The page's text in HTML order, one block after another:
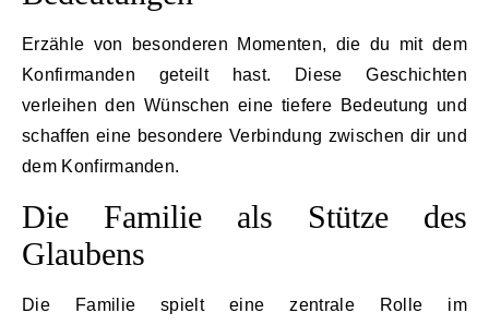
Erzähle von besonderen Momenten, die du mit dem
Konfirmanden geteilt hast. Diese Geschichten
verleihen den Wünschen eine tiefere Bedeutung und
schaffen eine besondere Verbindung zwischen dir und
dem Konfirmanden.
Die Familie als Stütze des
Glaubens
Die Familie spielt eine zentrale Rolle im